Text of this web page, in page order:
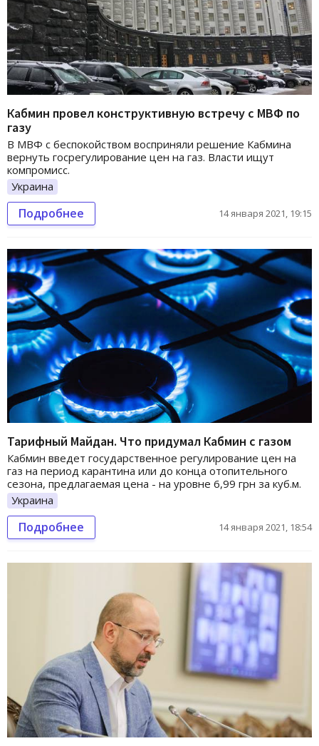
Кабмин провел конструктивную встречу с МВФ по
газу
В МВФ с беспокойством восприняли решение Кабмина
вернуть госрегулирование цен на газ. Власти ищут
компромисс.
Украина
Подробнее 14 января 2021, 19:15
Тарифный Майдан. Что придумал Кабмин с газом
Кабмин введет государственное регулирование цен на
газ на период карантина или до конца отопительного
сезона, предлагаемая цена - на уровне 6,99 грн за куб.м.
Украина
Подробнее 14 января 2021, 18:54